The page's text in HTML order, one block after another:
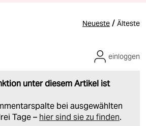
Neueste / Älteste
unter diesem Artikel ist
bei ausgewählten
Tage – hier sind sie zu finden.
einloggen